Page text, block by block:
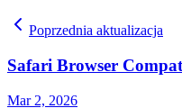
Poprzednia aktualizacja
Safari Browser
Mar 2, 2026